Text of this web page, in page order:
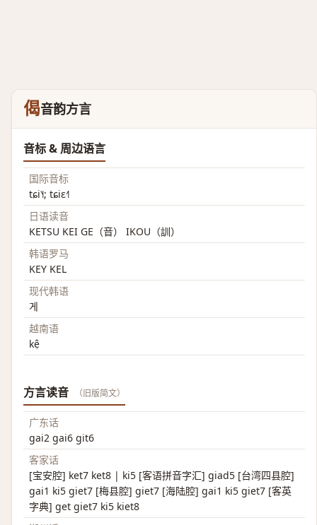
偈音韵方言
音标 & 周边语言
国际音标
tɕi˥˧; tɕiɛ˧˥
日语读音
KETSU KEI GE（音） IKOU（訓）
韩语罗马
KEY KEL
现代韩语
게
越南语
kệ
方言读音 （旧版简文）
广东话
gai2 gai6 git6
客家话
[宝安腔] ket7 ket8 | ki5 [客语拼音字汇] giad5 [台湾四县腔]
gai1 ki5 giet7 [梅县腔] giet7 [海陆腔] gai1 ki5 giet7 [客英
字典] get giet7 ki5 kiet8